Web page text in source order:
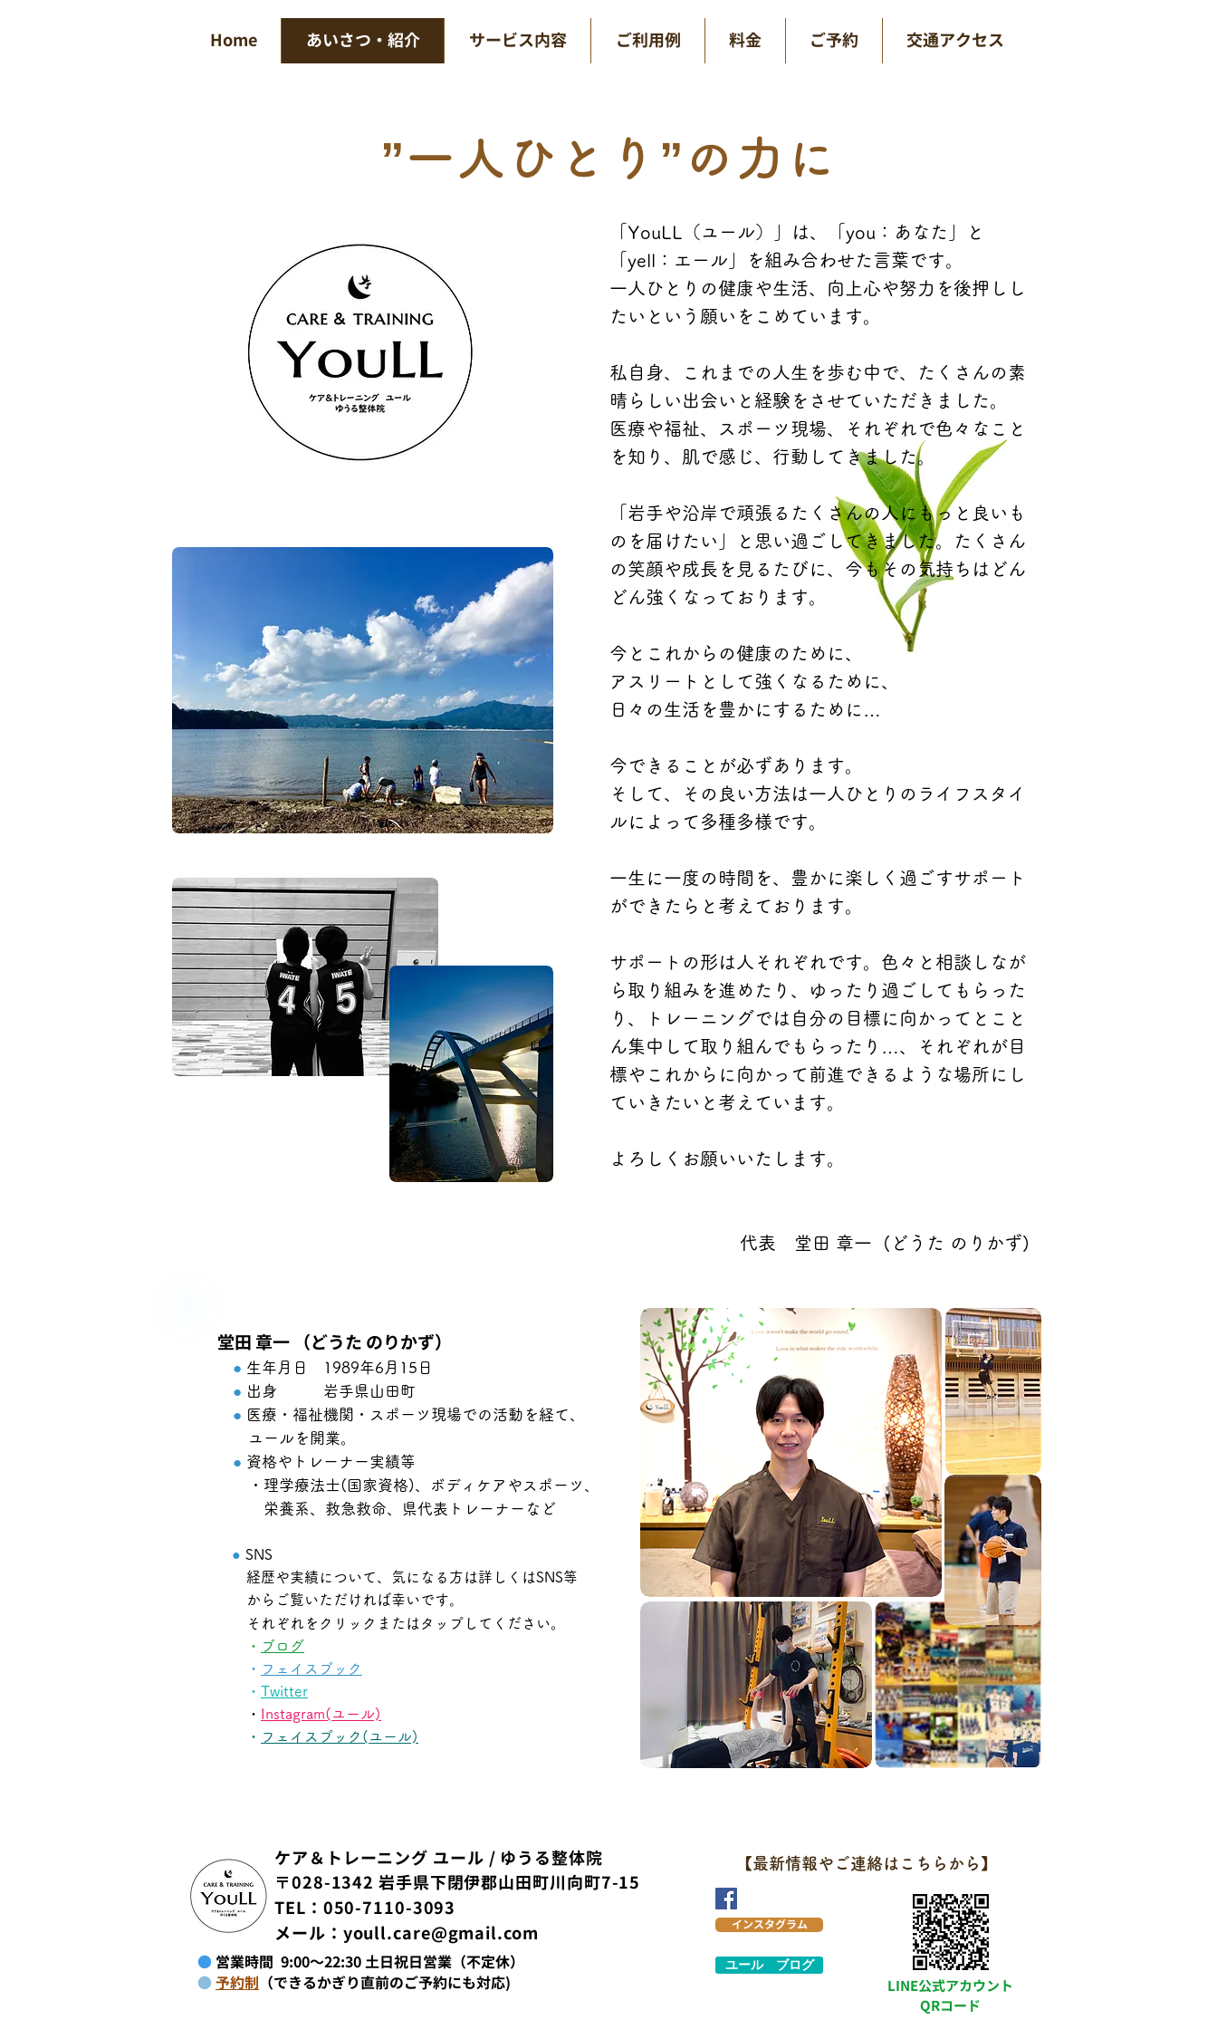
Home あいさつ・紹介 サービス内容 ご利用例 料金 ご予約 交通アクセス
”一人ひとり”の力に
「YouLL（ユール）」は、「you：あなた」と
「yell：エール」を組み合わせた言葉です。
一人ひとりの健康や生活、向上心や努力を後押しし
たいという願いをこめています。
私自身、これまでの人生を歩む中で、たくさんの素
晴らしい出会いと 経験をさせていただきました。
医療や福祉、スポーツ現場、それぞれで色々 なこと
を知り、肌で感じ、行動してきました。
「岩手や沿岸で頑張るたくさんの人にもっと良いも
のを届けたい」と思い過ごしてきました。たくさん
の笑顔や成長を見るたびに、今もその気持 ちはどん
どん強くなっております。
今とこれからの健康のために、
アスリートとして強くなるために、
日々の生活を豊かにするために…
今できることが必ずあります。
そして、その 良い方法は一人ひとりのライフスタイ
ルによって多種多様です。
一生に一度の時間を、豊かに楽しく過ごすサポート
ができたらと考えております。
サポートの形は人それぞれです。色々と相談しなが
ら取り組みを進めたり、
ゆ ったり過ごしてもらった
り、トレーニングでは自分の目標に向かってとこと
ん集中して取り組んでもらったり…、それぞれが目
標やこれからに向かって前進できるような場所にし
ていきたいと考えています。
よろしくお願いいたします。
代表 堂田 章一 (どうた のりかず)
堂田 章一 （どうた のりかず）
● 生年月日 1989年6月15日
● 出身 岩手県山田町
● 医療・福祉機関・スポーツ現場での活動を経て、
ユールを開業。​
● 資格やトレーナー実績等
・理学療法士(国家資格)、ボディケアやスポーツ、
栄養系、救急救命、県代表トレーナーなど
● SNS
経歴や実績について、気になる方は詳しくはSNS等
からご覧いただければ幸いです。
それぞれをクリックまたはタッ プしてください。
・ ブログ
・ フェイスブック
・ Twitter
・ Instagram(ユール)
・ フェイスブック(ユール)
ケア＆トレーニング ユール / ゆうる整体院
​〒028-1342 岩手県下閉伊郡山田町川向町7-15
TEL：050-7110-3093
メール： youll.care@gmail.com
● 営業時間 9:00～22:30 土日祝日営業（不定休）
● 予約制 （できるかぎり直前のご予約にも対応)
【最新情報やご連絡はこちらから】
インスタグラム
ユール ブログ
LINE公式アカウント
QRコード